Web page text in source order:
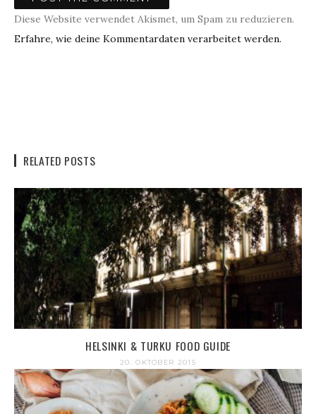
Diese Website verwendet Akismet, um Spam zu reduzieren.
Erfahre, wie deine Kommentardaten verarbeitet werden.
RELATED POSTS
HELSINKI & TURKU FOOD GUIDE
20. OKTOBER 2015